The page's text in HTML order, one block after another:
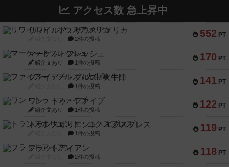
アクセス数 急上昇中
552 PT
リワイルド：サウスアメリカ
2件の投稿
170 PT
マーケットフレッシュ
紹介文あり 1件の投稿
141 PT
ファイアー・ブルズ / 火牛陣
1件の投稿
122 PT
ワン・トゥ・ファイブ
紹介文あり 1件の投稿
119 PT
トランスオリエント・エクスプレス
1件の投稿
118 PT
フラットアイアン
2件の投稿